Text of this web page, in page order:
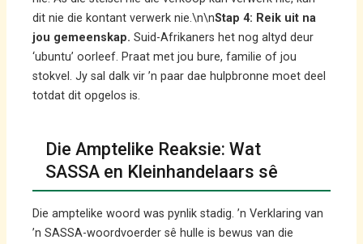
dit nie die kontant verwerk nie.\n\nStap 4: Reik uit na
jou gemeenskap. Suid-Afrikaners het nog altyd deur
‘ubuntu’ oorleef. Praat met jou bure, familie of jou
stokvel. Jy sal dalk vir ’n paar dae hulpbronne moet deel
totdat dit opgelos is.
Die Amptelike Reaksie: Wat
SASSA en Kleinhandelaars sê
Die amptelike woord was pynlik stadig. ’n Verklaring van
’n SASSA-woordvoerder sê hulle is bewus van die